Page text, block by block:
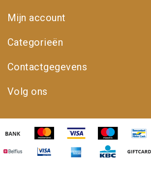
Mijn account
Categorieën
Contactgegevens
Volg ons